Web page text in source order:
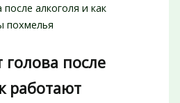
алкоголя и как
похмелья
после
работают